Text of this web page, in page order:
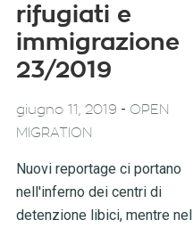
rifugiati e
immigrazione
23/2019
giugno 11, 2019 - OPEN
MIGRATION
Nuovi reportage ci portano
nell'inferno dei centri di
detenzione libici, mentre nel